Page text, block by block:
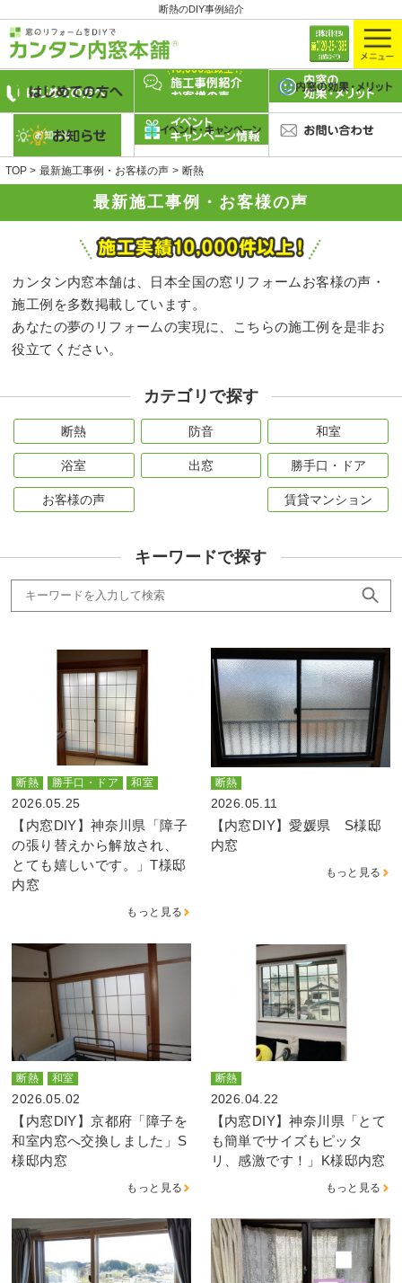
断熱のDIY事例紹介
最新施工事例・お客様の声
TOP 最新施工事例・お客様の声 断熱
カンタン内窓本舗は、日本全国の窓リフォームお客様の声・
施工例を多数掲載しています。
あなたの夢のリフォームの実現に、こちらの施工例を是非お
役立てください。
カテゴリで探す
断熱 防音 和室
浴室 出窓 勝手口・ドア
お客様の声 賃貸マンション
キーワードで探す
断熱 勝手口・ドア 和室
2026.05.25
【内窓DIY】神奈川県「障子
の張り替えから解放され、
とても嬉しいです。」T様邸
内窓
もっと見る
断熱
2026.05.11
【内窓DIY】愛媛県 S様邸
内窓
もっと見る
断熱 和室
2026.05.02
【内窓DIY】京都府「障子を
和室内窓へ交換しました」S
様邸内窓
もっと見る
断熱
2026.04.22
【内窓DIY】神奈川県「とて
も簡単でサイズもピッタ
リ、感激です！」K様邸内窓
もっと見る